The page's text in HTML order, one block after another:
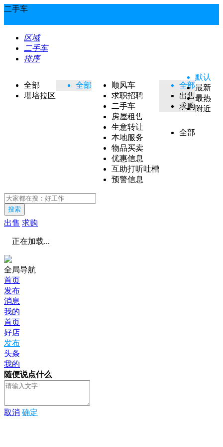
二手车
区域
二手车
排序
全部
堪培拉区
全部
顺风车
求职招聘
二手车
房屋租售
生意转让
本地服务
物品买卖
优惠信息
互助打听吐槽
预警信息
全部
出售
求购
全部
默认
最新
最热
附近
搜索
出售 求购
正在加载...
全局导航
首页
发布
消息
我的
首页
好店
发布
头条
我的
随便说点什么
取消 确定